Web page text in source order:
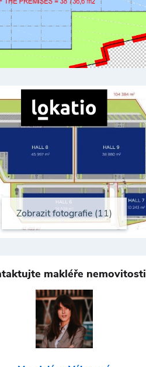
Zobrazit fotografie (11)
makléře nemovitosti